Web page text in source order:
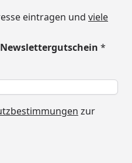
eintragen und viele
*
zur